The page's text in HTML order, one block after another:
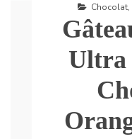
Chocolat,
Ultra